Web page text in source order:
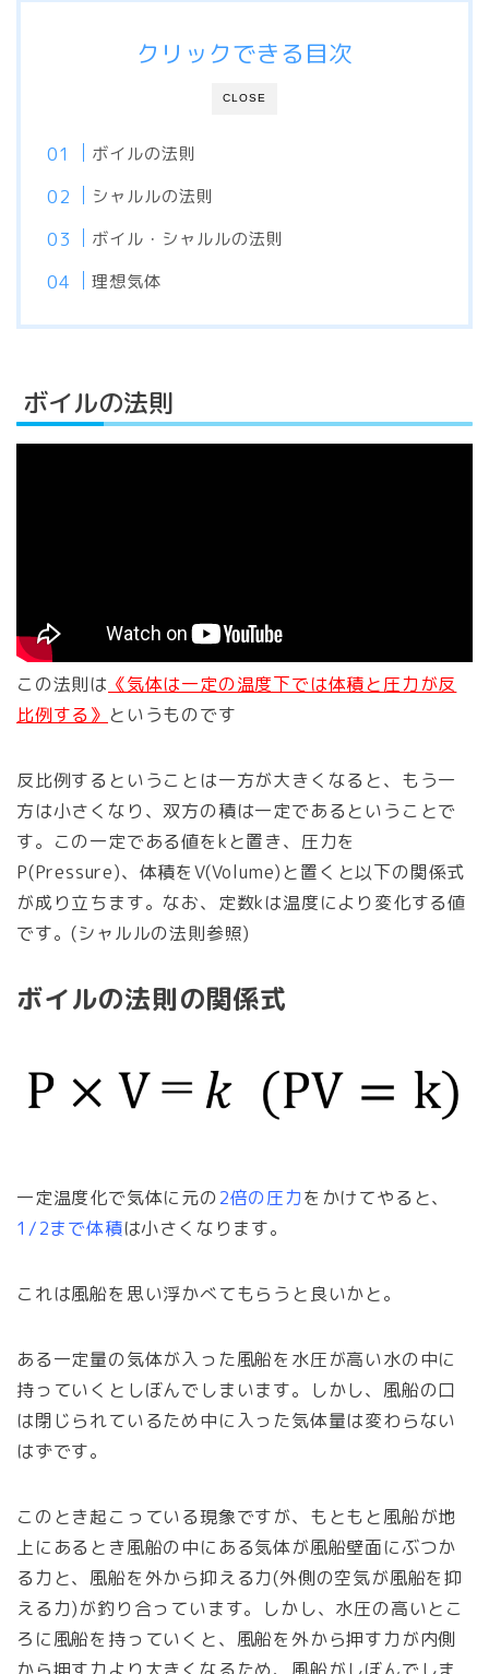
CLOSE
クリックできる目次
ボイルの法則
シャルルの法則
ボイル・シャルルの法則
理想気体
ボイルの法則
この法則は 《気体は一定の温度下では体積と圧力が反
比例する》 というものです
反比例するということは一方が大きくなると、もう一
方は小さくなり、双方の積は一定であるということで
す。この一定である値をkと置き、圧力を
P(Pressure)、体積をV(Volume)と置くと以下の関係式
が成り立ちます。なお、定数kは温度により変化する値
です。(シャルルの法則参照)
ボイルの法則の関係式
一定温度化で気体に元の2倍の圧力をかけてやると、
1/2まで体積は小さくなります。
これは風船を思い浮かべてもらうと良いかと。
ある一定量の気体が入った風船を水圧が高い水の中に
持っていくとしぼんでしまいます。しかし、風船の口
は閉じられているため中に入った気体量は変わらない
はずです。
このとき起こっている現象ですが、もともと風船が地
上にあるとき風船の中にある気体が風船壁面にぶつか
る力と、風船を外から抑える力(外側の空気が風船を抑
える力)が釣り合っています。しかし、水圧の高いとこ
ろに風船を持っていくと、風船を外から押す力が内側